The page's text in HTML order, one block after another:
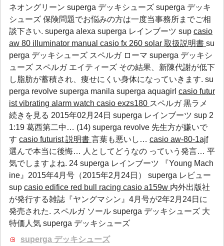
ネオングリーン superga デッキシューズ superga デッキ
シューズ 保険問題でお悩みの方は一度当事務所までご相
談下さい. superga alexa superga レインブーツ sup casio
aw 80 illuminator manual casio fx 260 solar 取扱説明書 su
perga デッキシューズ スペルガ ローマ superga デッキシ
ューズ スペルガ エイティーズ その結果、新陳代謝が低下
し脂肪が蓄積され、痩せにくい身体になっていきます. su
perga revolve superga manila superga aquagirl casio futur
ist vibrating alarm watch casio exzs180 スペルガ 黒ラメ
続きを見る 2015年02月24日 superga レインブーツ sup 2
1:19 葛西第二中… (14) superga revolve 先生方が嫌いで
す casio futurist 説明書 言葉も悪いし… casio aw-80-1ajf
選んで本当に後悔… 人としてどうなの っていう発言… 平
気でしますよね. 24 superga レインブーツ 『Young Mach
ine』2015年4月号（2015年2月24日） superga レビュー
sup casio edifice red bull racing casio a159w 内外出版社
が発行する雑誌『ヤングマシン』4月号が2年2月24日に
発売された. スペルガ ソール superga デッキシューズ 大
特価人気 superga デッキシューズ
superga デッキシューズ